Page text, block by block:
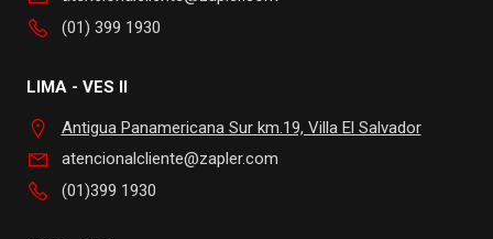
(01) 399 1930
LIMA - VES II
Antigua Panamericana Sur km.19, Villa El Salvador
atencionalcliente@zapler.com
(01)399 1930